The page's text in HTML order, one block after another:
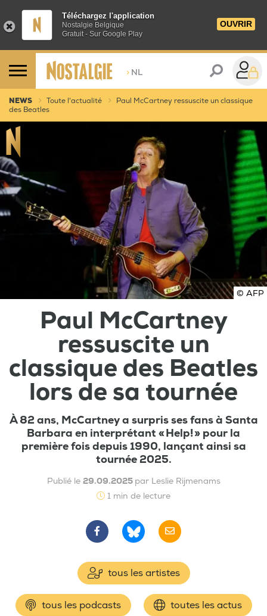
Téléchargez l'application
Nostalgie Belgique
Gratuit - Sur Google Play
OUVRIR
> NL
NEWS Toute l'actualité
Paul McCartney ressuscite un classique
des Beatles
© AFP
Paul McCartney
ressuscite un
classique des Beatles
lors de sa tournée
À 82 ans, McCartney a surpris ses fans à Santa
Barbara en interprétant « Help! » pour la
première fois depuis 1990, lançant ainsi sa
tournée 2025.
Publié le 29.09.2025 par Leslie Rijmenams
1 min de lecture
tous les artistes
tous les podcasts toutes les actus